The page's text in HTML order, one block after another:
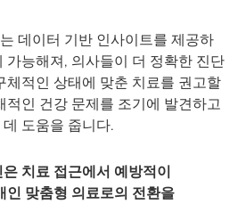
데이터 기반 인사이트를 제공하
가능해져, 의사들이 더 정확한 진단
체적인 상태에 맞춘 치료를 권고할
적인 건강 문제를 조기에 발견하고
도움을 줍니다.
치료 접근에서 예방적이
인 맞춤형 의료로의 전환을